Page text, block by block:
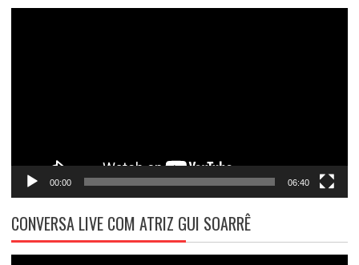
00:00 06:40
CONVERSA LIVE COM ATRIZ GUI SOARRÊ